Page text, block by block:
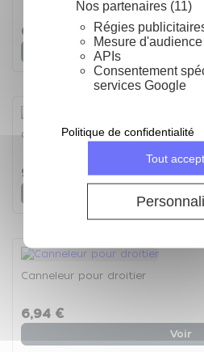
Nos partenaires (11)
Régies
Mesure d'audience
APIs
Consentement
services Google
Tout
Politique de confidentialité
6,94 € 9,92 €
Canneleur double
9,92 €
Canneleur pour droitier
6,94 €
Voir